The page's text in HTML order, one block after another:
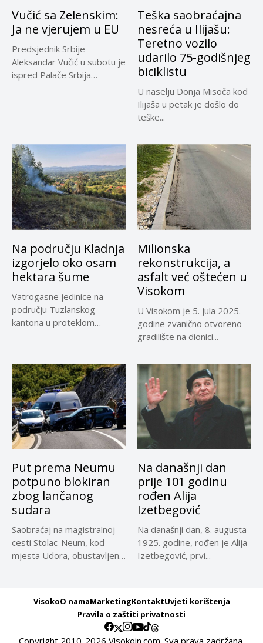
Vučić sa Zelenskim:
Ja ne vjerujem u EU
Predsjednik Srbije
Aleksandar Vučić u subotu je
ispred Palače Srbija
Teška saobraćajna
nesreća u Ilijašu:
Teretno vozilo
udarilo 75-godišnjeg
biciklistu
U naselju Donja Misoča kod
Ilijaša u petak je došlo do
teške...
Na području Kladnja
izgorjelo oko osam
hektara šume
Vatrogasne jedinice na
području Tuzlanskog
kantona u proteklom
Milionska
rekonstrukcija, a
asfalt već oštećen u
Visokom
U Visokom je 5. jula 2025.
godine zvanično otvoreno
gradilište na dionici...
Put prema Neumu
potpuno blokiran
zbog lančanog
sudara
Saobraćaj na magistralnoj
cesti Stolac-Neum, kod
mjesta Udora, obustavljen
Na današnji dan
prije 101 godinu
rođen Alija
Izetbegović
Na današnji dan, 8. augusta
1925. godine, rođen je Alija
Izetbegović, prvi...
VisokoO namaMarketingKontaktUvjeti korištenja
Pravila o zaštiti privatnosti